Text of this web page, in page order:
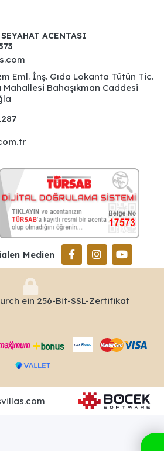
ACENTASI
Eml. İnş. Gıda Lokanta Tütün Tic.
Mahallesi Bahaşıkman Caddesi
Medien
ein 256-Bit-SSL-Zertifikat